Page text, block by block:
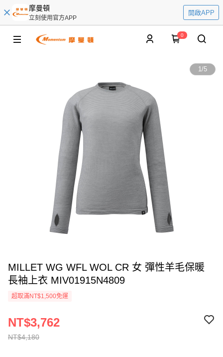
摩曼頓
立刻使用官方APP
開啟APP
0
1/5
MILLET WG WFL WOL CR 女 彈性羊毛保暖
長袖上衣 MIV01915N4809
超取滿NT$1,500免運
NT$4,180
NT$3,762